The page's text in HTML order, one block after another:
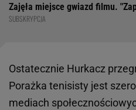
Zajęła miejsce gwiazd filmu.
SUBSKRYPCJA
Ostatecznie Hurkacz
Porażka tenisisty jest
mediach